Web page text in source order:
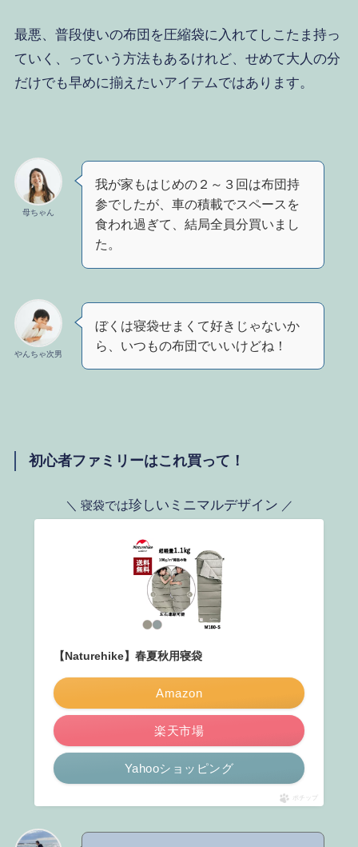
最悪、普段使いの布団を圧縮袋に入れてしこたま持っ
ていく、っていう方法もあるけれど、せめて大人の分
だけでも早めに揃えたいアイテムではあります。
母ちゃん
我が家もはじめの２～３回は布団持
参でしたが、車の積載でスペースを
食われ過ぎて、結局全員分買いまし
た。
やんちゃ次男
ぼくは寝袋せまくて好きじゃないか
ら、いつもの布団でいいけどね！
初心者ファミリーはこれ買って！
＼ 寝袋では珍しいミニマルデザイン ／
【Naturehike】春夏秋用寝袋
Amazon
楽天市場
Yahooショッピング
ポチップ